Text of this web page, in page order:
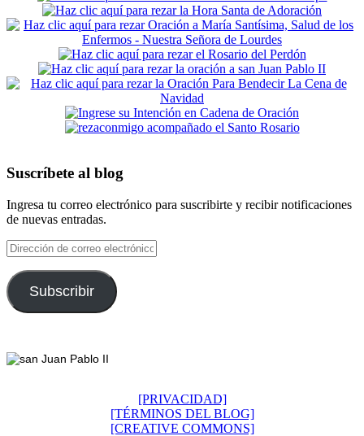
Suscríbete al blog
Ingresa tu correo electrónico para suscribirte y recibir notificaciones
de nuevas entradas.
Dirección
de
correo
electrónico
Subscribir
[PRIVACIDAD]
[TÉRMINOS DEL BLOG]
[CREATIVE COMMONS]